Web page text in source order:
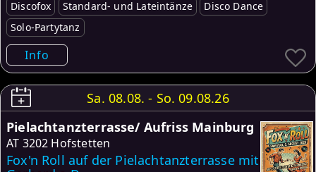
Discofox Standard- und Lateintänze
Disco Dance
Solo-Partytanz
Info
Sa. 08.08. - So. 09.08.26
Pielachtanzterrasse/ Aufriss Mainburg
AT 3202 Hofstetten
Fox'n Roll auf der Pielachtanzterrasse mit